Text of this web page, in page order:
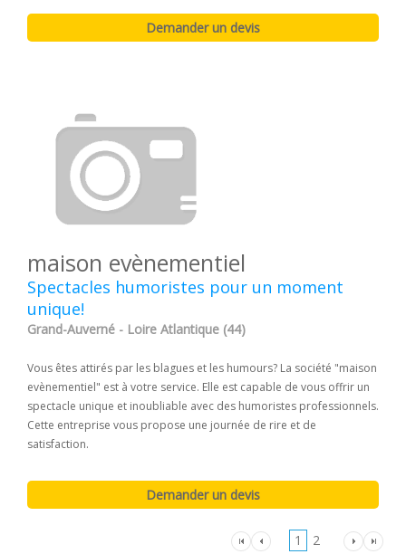
maison evènementiel
Spectacles humoristes pour un moment
unique!
Grand-Auverné - Loire Atlantique (44)
Vous êtes attirés par les blagues et les humours? La société "maison
evènementiel" est à votre service. Elle est capable de vous offrir un
spectacle unique et inoubliable avec des humoristes professionnels.
Cette entreprise vous propose une journée de rire et de
satisfaction.
1 2